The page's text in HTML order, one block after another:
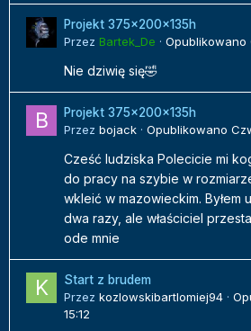
Projekt 375x200x135h
Przez Bartek_De · Opublikowano
Nie dziwię się🤣
Projekt 375x200x135h
Przez bojack · Opublikowano
Cześć ludziska Polecicie mi
do pracy na szybie w
wkleić w mazowieckim. Byłem
dwa razy, ale właściciel
ode mnie
Start z brudem
Przez kozlowskibartlomiej94 ·
15:12